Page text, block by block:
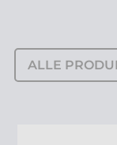
ALLE